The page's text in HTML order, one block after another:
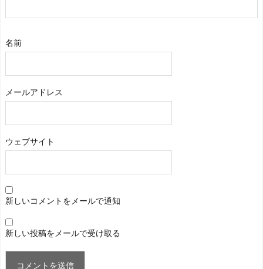
名前
メールアドレス
ウェブサイト
新しいコメントをメールで通知
新しい投稿をメールで受け取る